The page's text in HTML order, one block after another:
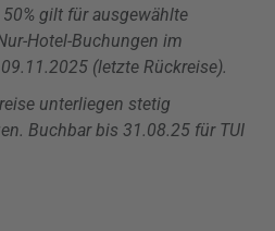
gilt für ausgewählte
Hotel-Buchungen im
(letzte Rückreise).
unterliegen stetig
Buchbar bis 31.08.25 für TUI